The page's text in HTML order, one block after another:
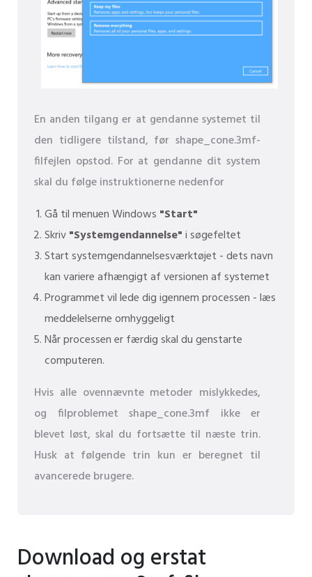
En anden tilgang er at gendanne systemet til
den tidligere tilstand, før shape_cone.3mf-
filfejlen opstod. For at gendanne dit system
skal du følge instruktionerne nedenfor
Gå til menuen Windows "Start"
Skriv"Systemgendannelse"i søgefeltet
Start systemgendannelsesværktøjet - dets navn
kan variere afhængigt af versionen af ​​systemet
Programmet vil lede dig igennem processen - læs
meddelelserne omhyggeligt
Når processen er færdig skal du genstarte
computeren.
Hvis alle ovennævnte metoder mislykkedes,
og filproblemet shape_cone.3mf ikke er
blevet løst, skal du fortsætte til næste trin.
Husk at følgende trin kun er beregnet til
avancerede brugere.
Download og erstat